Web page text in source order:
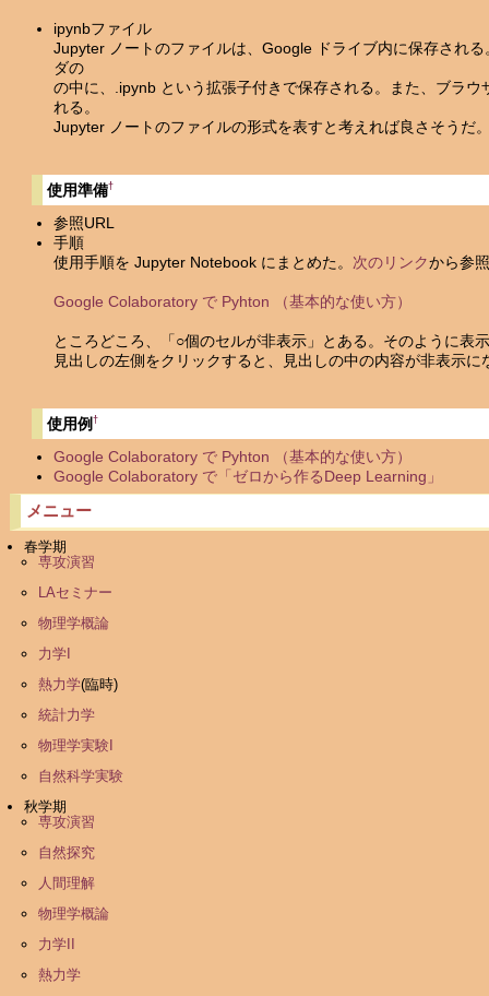
メニュー
春学期
専攻演習
LAセミナー
物理学概論
力学I
熱力学(臨時)
統計力学
物理学実験I
自然科学実験
秋学期
専攻演習
自然探究
人間理解
物理学概論
力学II
熱力学
ipynbファイル
Jupyter ノートのファイルは、Google ドライブ内に保存され
ダの
の中に、.ipynb という拡張子付きで保存される。また、ブラ
れる。
Jupyter ノートのファイルの形式を表すと考えれば良さそうだ
使用準備†
参照URL
手順
使用手順を Jupyter Notebook にまとめた。 次のリンクから参
Google Colaboratory で Pyhton （基本的な使い方）
ところどころ、「○個のセルが非表示」とある。そのように表
見出しの左側をクリックすると、見出しの中の内容が非表示
使用例†
Google Colaboratory で Pyhton （基本的な使い方）
Google Colaboratory で「ゼロから作るDeep Learning」